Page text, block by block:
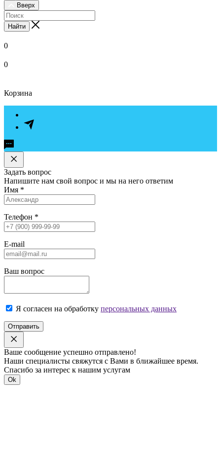
Вверх
Найти
0
0
Корзина
Задать вопрос
Напишите нам свой вопрос и мы на него ответим
Имя *
Телефон *
E-mail
Ваш вопрос
Я согласен на обработку персональных данных
Отправить
Ваше сообщение успешно отправлено!
Наши специалисты свяжутся с Вами в ближайшее время.
Спасибо за интерес к нашим услугам
Ok